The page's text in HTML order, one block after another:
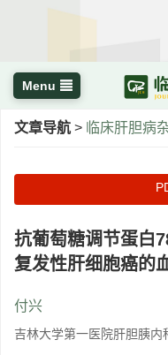
Menu
文章导航 > 临床肝胆病
抗葡萄糖调节蛋白
复发性肝细胞癌的
付兴
吉林大学第一医院肝胆胰内